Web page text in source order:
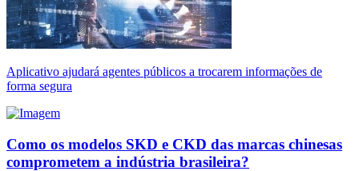
Aplicativo ajudará agentes públicos a trocarem informações de
forma segura
Como os modelos SKD e CKD das marcas chinesas
comprometem a indústria brasileira?